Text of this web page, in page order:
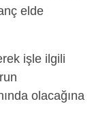
elde
işle ilgili
olacağına